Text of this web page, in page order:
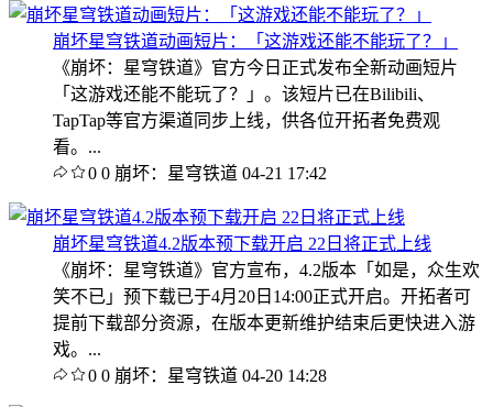
崩坏星穹铁道动画短片：「这游戏还能不能玩了？」
《崩坏：星穹铁道》官方今日正式发布全新动画短片
「这游戏还能不能玩了？」。该短片已在Bilibili、
TapTap等官方渠道同步上线，供各位开拓者免费观
看。...
0 0 崩坏：星穹铁道 04-21 17:42
崩坏星穹铁道4.2版本预下载开启 22日将正式上线
《崩坏：星穹铁道》官方宣布，4.2版本「如是，众生欢
笑不已」预下载已于4月20日14:00正式开启。开拓者可
提前下载部分资源，在版本更新维护结束后更快进入游
戏。...
0 0 崩坏：星穹铁道 04-20 14:28